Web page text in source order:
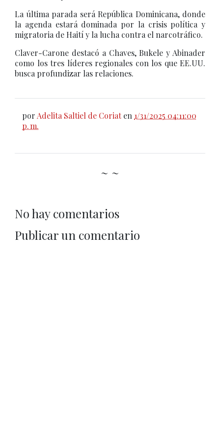
La última parada será República Dominicana, donde
la agenda estará dominada por la crisis política y
migratoria de Haití y la lucha contra el narcotráfico.
Claver-Carone destacó a Chaves, Bukele y Abinader
como los tres líderes regionales con los que EE.UU.
busca profundizar las relaciones.
por Adelita Saltiel de Coriat en 1/31/2025 04:11:00
p. m.
~ ~
No hay comentarios
Publicar un comentario